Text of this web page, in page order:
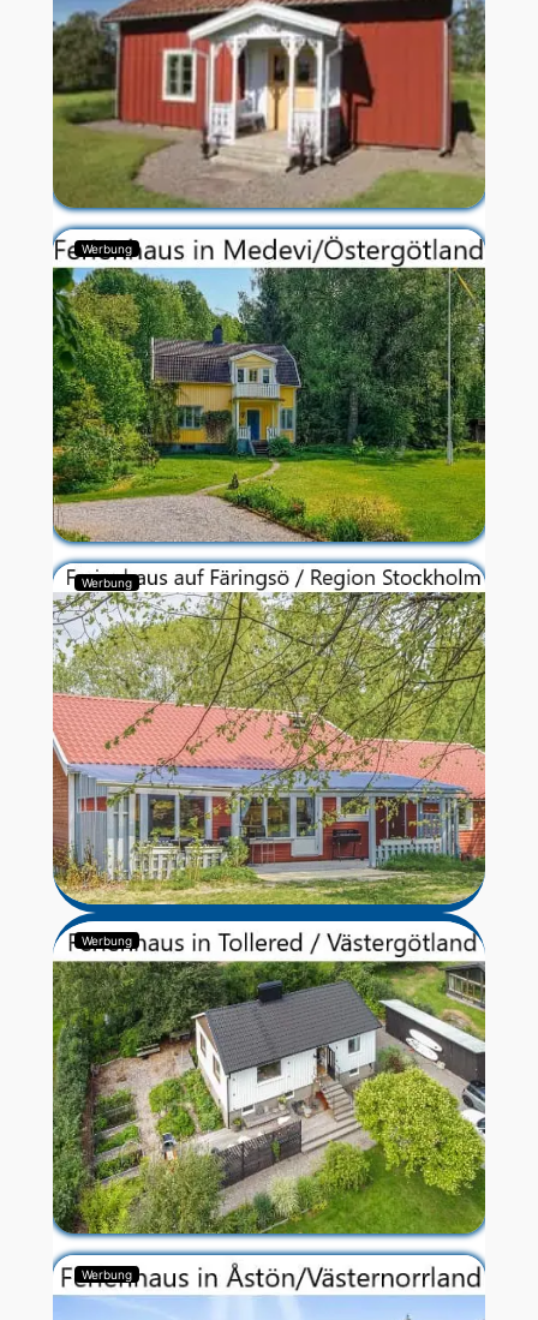
Werbung
Werbung
Werbung
Werbung